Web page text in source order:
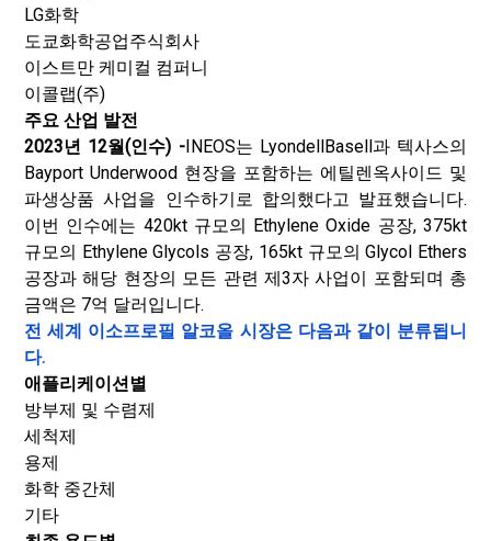
LG화학
도쿄화학공업주식회사
이스트만 케미컬 컴퍼니
이콜랩(주)
주요 산업 발전
2023년 12월(인수) -INEOS는 LyondellBasell과 텍사스의
Bayport Underwood 현장을 포함하는 에틸렌옥사이드 및
파생상품 사업을 인수하기로 합의했다고 발표했습니다.
이번 인수에는 420kt 규모의 Ethylene Oxide 공장, 375kt
규모의 Ethylene Glycols 공장, 165kt 규모의 Glycol Ethers
공장과 해당 현장의 모든 관련 제3자 사업이 포함되며 총
금액은 7억 달러입니다.
전 세계 이소프로필 알코올 시장은 다음과 같이 분류됩니
다.
애플리케이션별
방부제 및 수렴제
세척제
용제
화학 중간체
기타